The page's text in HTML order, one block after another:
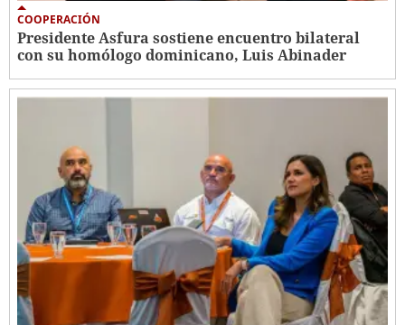
COOPERACIÓN
Presidente Asfura sostiene encuentro bilateral
con su homólogo dominicano, Luis Abinader